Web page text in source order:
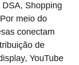
Shopping
meio do
conectam
de
YouTube